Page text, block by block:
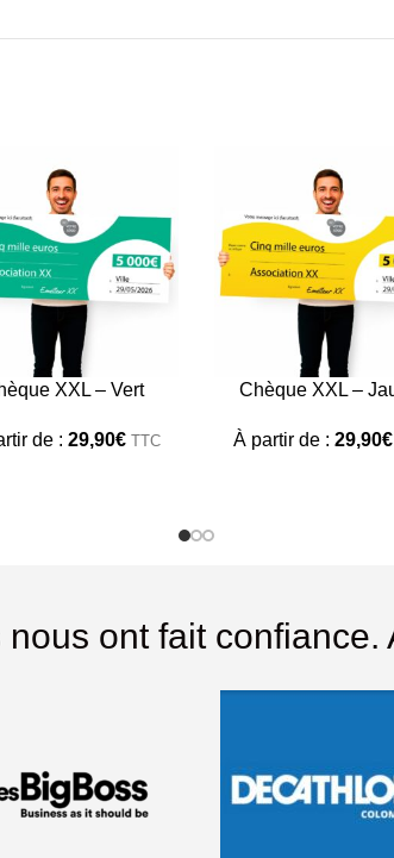
XXL – Vert
de : 29,90€ TTC
Chèque XXL –
À partir de : 29,90€
ont fait confiance.